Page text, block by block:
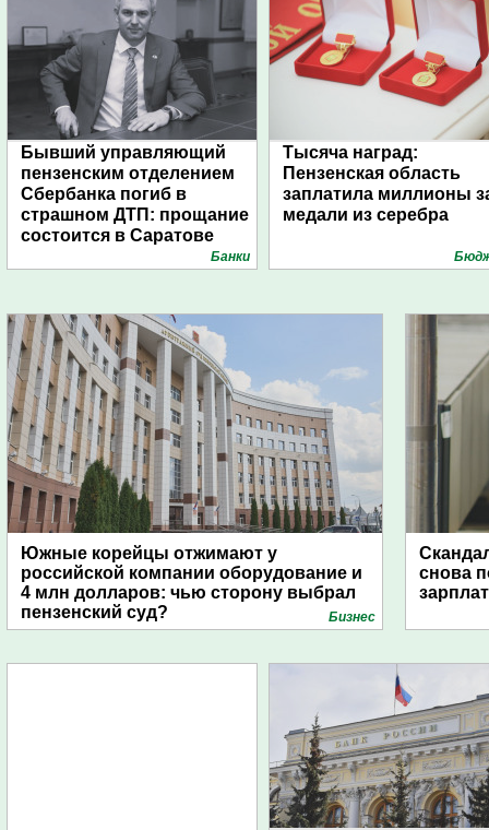
Бывший управляющий
пензенским отделением
Сбербанка погиб в
страшном ДТП: прощание
состоится в Саратове
Банки
Тысяча наград:
Пензенская область
заплатила миллионы
медали из серебра
Южные корейцы отжимают у
российской компании оборудование и
4 млн долларов: чью сторону выбрал
пензенский суд?
Бизнес
снова